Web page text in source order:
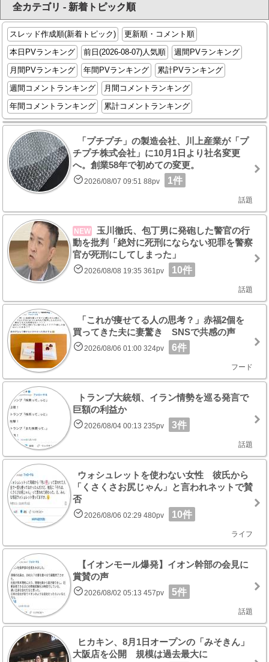
全カテゴリ - 新着トピック順
スレッド作成順(新着トピック)
更新順・コメント順
本日PVランキング
前日(2026-08-07)人気順
週間PVランキング
月間PVランキング
年間PVランキング
累計PVランキング
週間コメントランキング
月間コメントランキング
年間コメントランキング
累計コメントランキング
「プチプチ」の製造会社、川上産業が「プ
チプチ株式会社」に10月1日より社名変更
へ。創業58年で初めての変更。
2026/08/07 09:51 88pv 1件
話題
NEW
玉川徹氏、包丁男に発砲した警官の行
動を批判「絶対に死刑にならない犯罪を警察
官が死刑にしてしまった」
2026/08/08 19:35 361pv 10件
話題
「これが痩せてる人の思考？」赤福2個を
買ってきた夫に妻驚き SNSで共感の声
2026/08/06 01:00 324pv 6件
フード
トランプ大統領、イラン情勢を巡る発言で
巨額の利益か
2026/08/04 00:13 235pv 3件
話題
ウォシュレットを使わない女性 彼氏から
「くさくさお尻じゃん」と言われネットで賛
否
2026/08/06 02:29 480pv 10件
ライフ
【イオンモール爆発】イオン幹部の会見に
賞賛の声
2026/08/02 05:13 457pv 5件
話題
ヒカキン、8月1日オープンの「みそきん」
大阪店を公開 規模は過去最大に